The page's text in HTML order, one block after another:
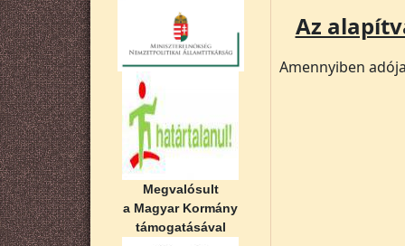
Megvalósult
a Magyar Kormány
támogatásával
Az
Amennyiben